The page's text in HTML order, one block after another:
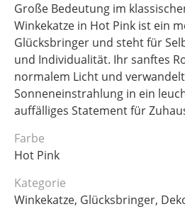
Große Bedeutung im
Winkekatze in Hot Pink ist ein
Glücksbringer und steht für
und Individualität. Ihr sanftes
normalem Licht und
Sonneneinstrahlung in ein
auffälliges Statement für
Farbe
Hot Pink
Kategorie
Winkekatze, Glücksbringer,